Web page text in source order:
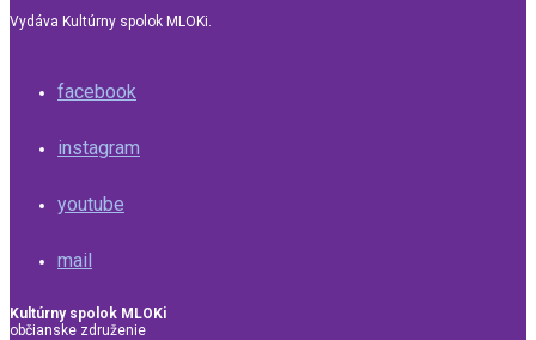
Vydáva Kultúrny spolok MLOKi.
facebook
instagram
youtube
mail
Kultúrny spolok MLOKi
občianske združenie